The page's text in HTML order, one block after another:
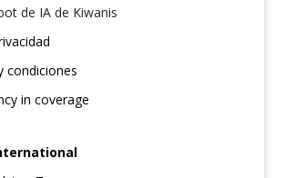
de IA de Kiwanis
condiciones
in coverage